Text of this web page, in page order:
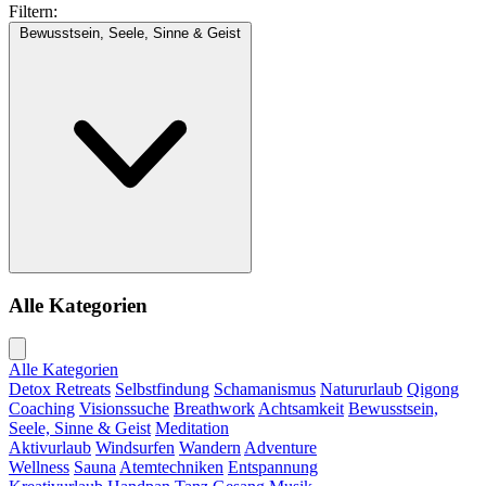
Filtern:
Bewusstsein, Seele, Sinne & Geist
Alle Kategorien
Alle Kategorien
Detox Retreats Selbstfindung Schamanismus Natururlaub Qigong
Coaching Visionssuche Breathwork Achtsamkeit Bewusstsein,
Seele, Sinne & Geist Meditation
Aktivurlaub Windsurfen Wandern Adventure
Wellness Sauna Atemtechniken Entspannung